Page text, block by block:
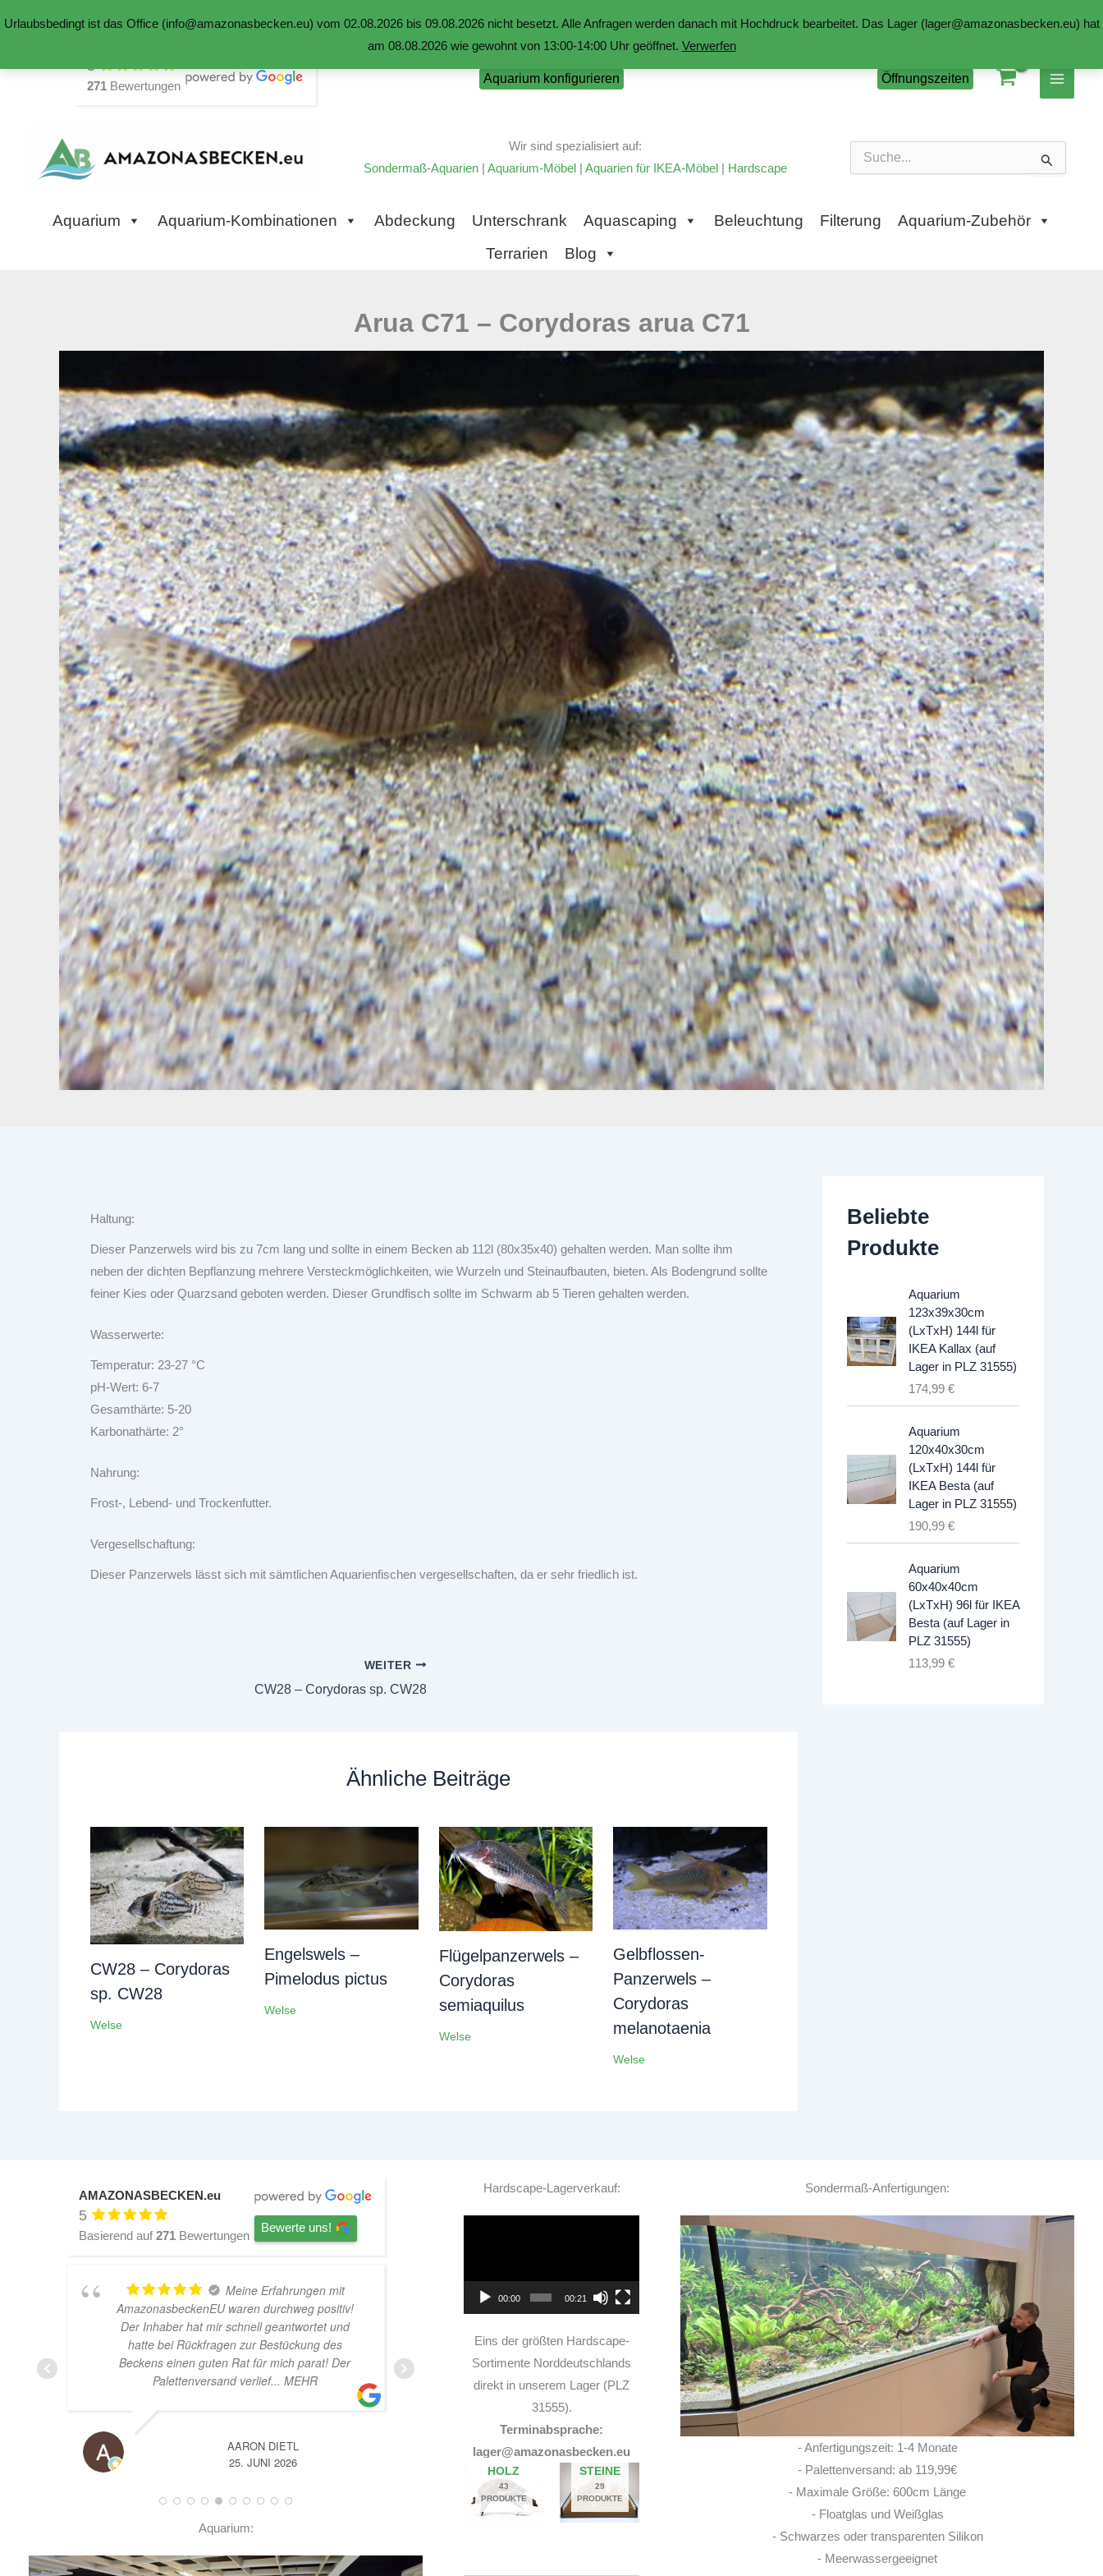
Urlaubsbedingt ist das Office (info@amazonasbecken.eu) vom 02.08.2026 bis 09.08.2026 nicht besetzt. Alle Anfragen werden danach mit Hochdruck bearbeitet. Das Lager (lager@amazonasbecken.eu) hat
am 08.08.2026 wie gewohnt von 13:00-14:00 Uhr geöffnet. Verwerfen
5
271 Bewertungen
Aquarium konfigurieren Öffnungszeiten
Wir sind spezialisiert auf:
Sondermaß-Aquarien | Aquarium-Möbel | Aquarien für IKEA-Möbel | Hardscape
nach:
Aquarium Aquarium-Kombinationen Abdeckung Unterschrank Aquascaping Beleuchtung Filterung
Aquarium-Zubehör
Terrarien
Blog
Arua C71 – Corydoras arua C71
Haltung:
Dieser Panzerwels wird bis zu 7cm lang und sollte in einem Becken ab 112l (80x35x40) gehalten werden. Man sollte ihm
neben der dichten Bepflanzung mehrere Versteckmöglichkeiten, wie Wurzeln und Steinaufbauten, bieten. Als Bodengrund sollte
feiner Kies oder Quarzsand geboten werden. Dieser Grundfisch sollte im Schwarm ab 5 Tieren gehalten werden.
Wasserwerte:
Temperatur: 23-27 °C
pH-Wert: 6-7
Gesamthärte: 5-20
Karbonathärte: 2°
Nahrung:
Frost-, Lebend- und Trockenfutter.
Vergesellschaftung:
Dieser Panzerwels lässt sich mit sämtlichen Aquarienfischen vergesellschaften, da er sehr friedlich ist.
WEITER
CW28 – Corydoras sp. CW28
Ähnliche Beiträge
CW28 – Corydoras
sp. CW28
Welse
Engelswels –
Pimelodus pictus
Welse
Flügelpanzerwels –
Corydoras
semiaquilus
Welse
Gelbflossen-
Panzerwels –
Corydoras
melanotaenia
Welse
Beliebte
Produkte
Aquarium
123x39x30cm
(LxTxH) 144l für
IKEA Kallax (auf
Lager in PLZ 31555)
174,99 €
Aquarium
120x40x30cm
(LxTxH) 144l für
IKEA Besta (auf
Lager in PLZ 31555)
190,99 €
Aquarium
60x40x40cm
(LxTxH) 96l für IKEA
Besta (auf Lager in
PLZ 31555)
113,99 €
AMAZONASBECKEN.eu
5
Basierend auf 271 Bewertungen
Bewerte uns!
Meine Erfahrungen mit
AmazonasbeckenEU waren durchweg positiv!
Der Inhaber hat mir schnell geantwortet und
hatte bei Rückfragen zur Bestückung des
Beckens einen guten Rat für mich parat! Der
Palettenversand verlief... MEHR
TOP Hardscape im Laden
und sehr nette Beratung! Ich bin super Glücklich
A
14. JUNI 2026
Ich habe vor einem Jahr zwei
Rochen hier erworben. Von Anfang bis Ende
habe ich eine super kompetente und ehrliche
Beratung erhalten! Auch im Nachgang bei
Fragen, habe ich immer... MEHR
LISA ROHRLACHE
10. JUNI 2026
Aquarium:
Hardscape-Lagerverkauf:
00:00 00:21
Eins der größten Hardscape-
Sortimente Norddeutschlands
direkt in unserem Lager (PLZ
31555).
Terminabsprache:
lager@amazonasbecken.eu
HOLZ
43
PRODUKTE
STEINE
29
PRODUKTE
Sondermaß-Anfertigungen:
- Anfertigungszeit: 1-4 Monate
- Palettenversand: ab 119,99€
- Maximale Größe: 600cm Länge
- Floatglas und Weißglas
- Schwarzes oder transparenten Silikon
- Meerwassergeeignet